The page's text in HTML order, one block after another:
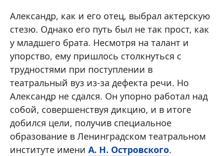
Александр, как и его отец, выбрал актерскую
стезю. Однако его путь был не так прост, как
у младшего брата. Несмотря на талант и
упорство, ему пришлось столкнуться с
трудностями при поступлении в
театральный вуз из-за дефекта речи. Но
Александр не сдался. Он упорно работал над
собой, совершенствуя дикцию, и в итоге
добился цели, получив специальное
образование в Ленинградском театральном
институте имени А. Н. Островского.